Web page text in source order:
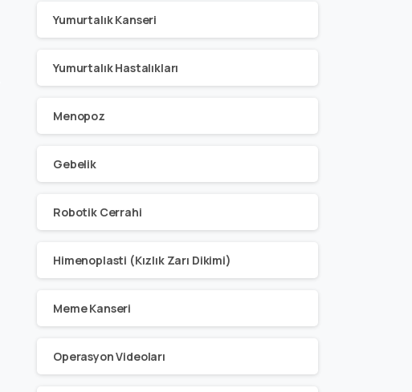
Yumurtalık Kanseri
Yumurtalık Hastalıkları
Menopoz
Gebelik
Robotik Cerrahi
Himenoplasti (Kızlık Zarı Dikimi)
Meme Kanseri
Operasyon Videoları